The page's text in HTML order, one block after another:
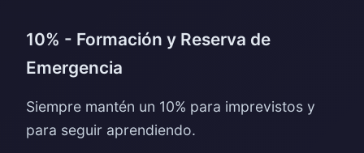
10% - Formación y Reserva de
Emergencia
Siempre mantén un 10% para imprevistos y
para seguir aprendiendo.